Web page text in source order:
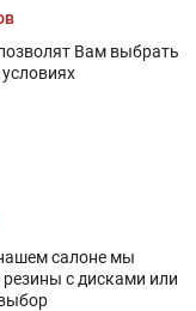
Вам выбрать
салоне мы
с дисками или